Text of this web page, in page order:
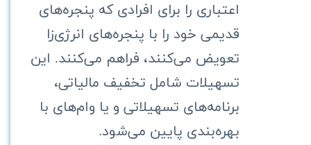
اعتباری را برای افرادی که پنجره‌های
قدیمی خود را با پنجره‌های انرژی‌زا
تعویض می‌کنند، فراهم می‌کنند. این
تسهیلات شامل تخفیف مالیاتی،
برنامه‌های تسهیلاتی و یا وام‌های با
بهره‌بندی پایین می‌شود.